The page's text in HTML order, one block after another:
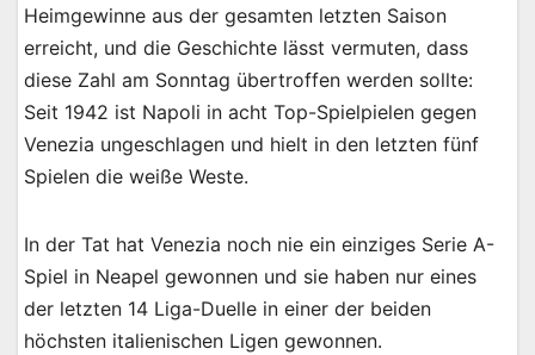
Heimgewinne aus der gesamten letzten Saison
erreicht, und die Geschichte lässt vermuten, dass
diese Zahl am Sonntag übertroffen werden sollte:
Seit 1942 ist Napoli in acht Top-Spielpielen gegen
Venezia ungeschlagen und hielt in den letzten fünf
Spielen die weiße Weste.
In der Tat hat Venezia noch nie ein einziges Serie A-
Spiel in Neapel gewonnen und sie haben nur eines
der letzten 14 Liga-Duelle in einer der beiden
höchsten italienischen Ligen gewonnen.